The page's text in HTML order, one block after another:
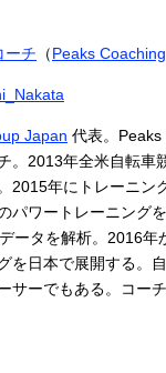
ーチ （Peaks
Japan 代表。Peaks
。2013年全米自転車
2015年にトレーニン
パワートレーニング
ータを解析。2016年
を日本で展開する。
サーでもある。コー